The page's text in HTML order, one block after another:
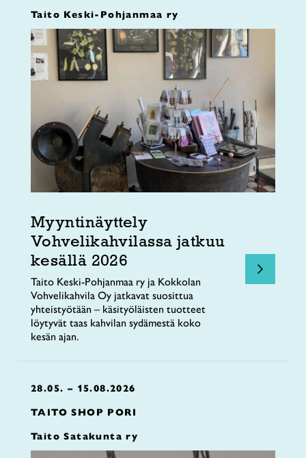
Taito Keski-Pohjanmaa ry
Myyntinäyttely
Vohvelikahvilassa jatkuu
kesällä 2026
Taito Keski-Pohjanmaa ry ja Kokkolan
Vohvelikahvila Oy jatkavat suosittua
yhteistyötään – käsityöläisten tuotteet
löytyvät taas kahvilan sydämestä koko
kesän ajan.
28.05. – 15.08.2026
TAITO SHOP PORI
Taito Satakunta ry